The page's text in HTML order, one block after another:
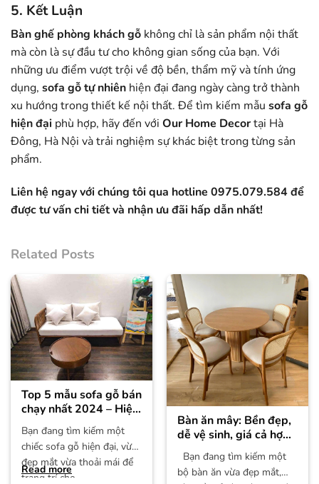
5. Kết Luận
Bàn ghế phòng khách gỗ không chỉ là sản phẩm nội thất
mà còn là sự đầu tư cho không gian sống của bạn. Với
những ưu điểm vượt trội về độ bền, thẩm mỹ và tính ứng
dụng, sofa gỗ tự nhiên hiện đại đang ngày càng trở thành
xu hướng trong thiết kế nội thất. Để tìm kiếm mẫu sofa gỗ
hiện đại phù hợp, hãy đến với Our Home Decortại Hà
Đông, Hà Nội và trải nghiệm sự khác biệt trong từng sản
phẩm.
Liên hệ ngay với chúng tôi qua hotline 0975.079.584 để
được tư vấn chi tiết và nhận ưu đãi hấp dẫn nhất!
Related Posts
Top 5 mẫu sofa gỗ bán
chạy nhất 2024 – Hiện
đại và thanh lịch
Bạn đang tìm kiếm một
chiếc sofa gỗ hiện đại, vừa
đẹp mắt vừa thoải mái để
trang trí cho
Read more
Bàn ăn mây: Bền đẹp,
dễ vệ sinh, giá cả hợp
lýBạn đang tìm kiếm một
bộ bàn ăn vừa đẹp mắt,